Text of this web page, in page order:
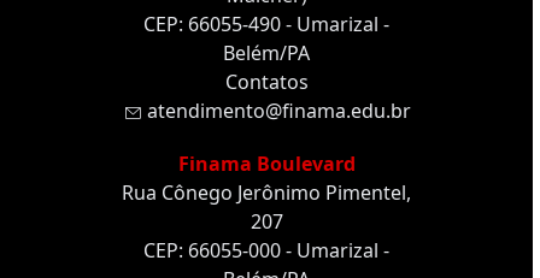
CEP: 66055-490 - Umarizal -
Belém/PA
Contatos
atendimento@finama.edu.br
Finama Boulevard
Rua Cônego Jerônimo Pimentel,
207
CEP: 66055-000 - Umarizal -